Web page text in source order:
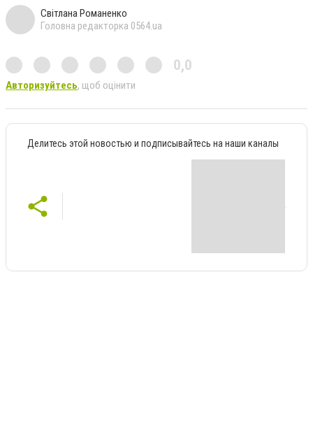
Світлана Романенко
Головна редакторка 0564.ua
0,0
Авторизуйтесь, щоб оцінити
Делитесь этой новостью и подписывайтесь на наши каналы